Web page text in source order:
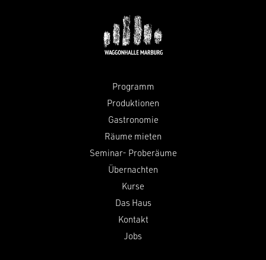
Programm
Produktionen
Gastronomie
Räume mieten
Seminar- Proberäume
Übernachten
Kurse
Das Haus
Kontakt
Jobs